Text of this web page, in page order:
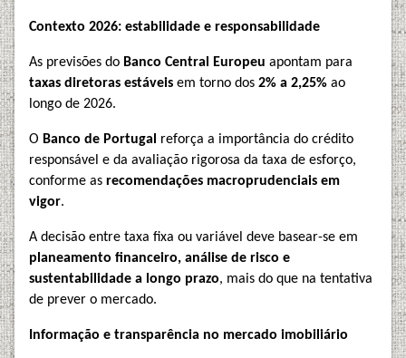
Contexto 2026: estabilidade e responsabilidade
As previsões do Banco Central Europeu apontam para
taxas diretoras estáveis em torno dos 2% a 2,25% ao
longo de 2026.
O Banco de Portugal
reforça a importância do crédito
responsável e da avaliação rigorosa da taxa de esforço,
conforme as recomendações macroprudenciais em
vigor.
A decisão entre taxa fixa ou variável deve basear-se em
planeamento financeiro, análise de risco e
sustentabilidade a longo prazo, mais do que na tentativa
de prever o mercado.
Informação e transparência no mercado imobiliário